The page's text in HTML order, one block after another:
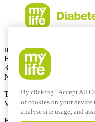
mylife Diabetes Care BV
Einsteinbaan14
3439 NJ Nieuwegein
Netherlands
Telefoonnummer:0800-
Vanuit het buitenland:
By clicking “Accept All
of cookies on your device
analyse site usage, and